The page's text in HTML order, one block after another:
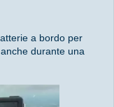
a bordo per
durante una